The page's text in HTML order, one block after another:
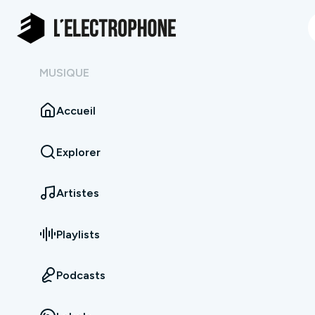
MUSIQUE
Accueil
Explorer
Artistes
Playlists
Podcasts